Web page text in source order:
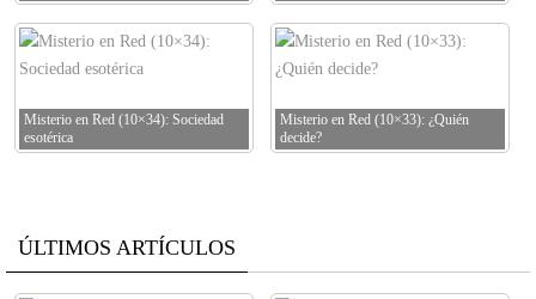
Misterio en Red (10×34): Sociedad
esotérica
Misterio en Red (10×33): ¿Quién
decide?
ÚLTIMOS ARTÍCULOS